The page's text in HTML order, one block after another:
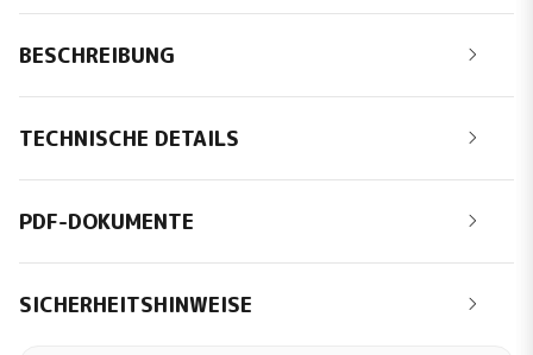
BESCHREIBUNG
TECHNISCHE DETAILS
PDF-DOKUMENTE
SICHERHEITSHINWEISE